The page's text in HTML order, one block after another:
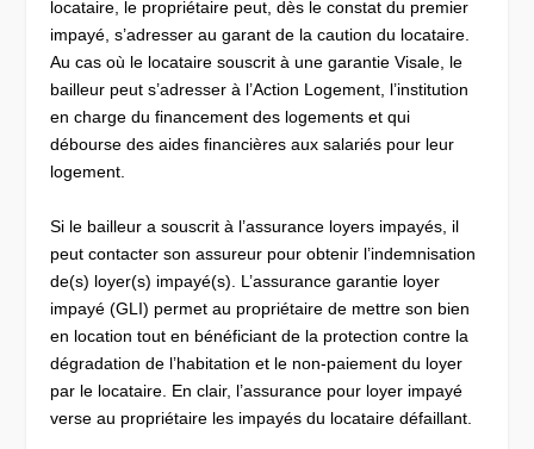
locataire, le propriétaire peut, dès le constat du premier
impayé, s’adresser au garant de la caution du locataire.
Au cas où le locataire souscrit à une garantie Visale, le
bailleur peut s’adresser à l’Action Logement, l’institution
en charge du financement des logements et qui
débourse des aides financières aux salariés pour leur
logement.
Si le bailleur a souscrit à l’assurance loyers impayés, il
peut contacter son assureur pour obtenir l’indemnisation
de(s) loyer(s) impayé(s). L’assurance garantie loyer
impayé (GLI) permet au propriétaire de mettre son bien
en location tout en bénéficiant de la protection contre la
dégradation de l’habitation et le non-paiement du loyer
par le locataire. En clair, l’assurance pour loyer impayé
verse au propriétaire les impayés du locataire défaillant.